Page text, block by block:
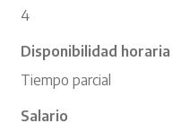
4
Disponibilidad horaria
Tiempo parcial
Salario